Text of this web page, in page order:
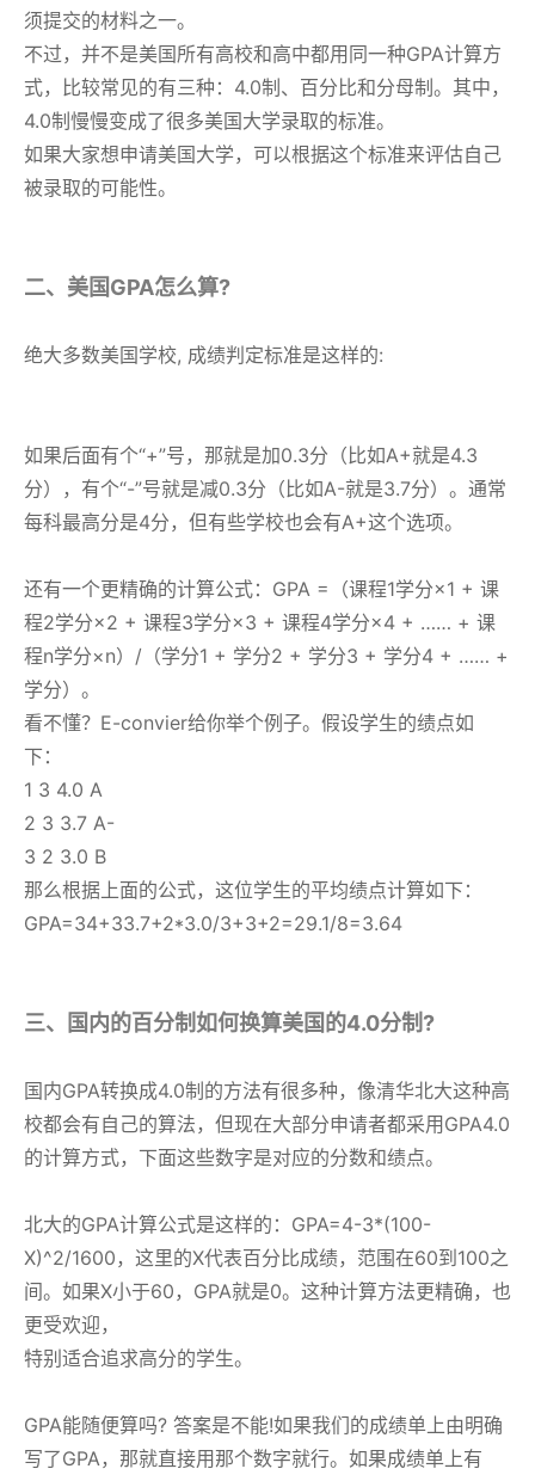
须提交的材料之一。
不过，并不是美国所有高校和高中都用同一种GPA计算方
式，比较常见的有三种：4.0制、百分比和分母制。其中，
4.0制慢慢变成了很多美国大学录取的标准。
如果大家想申请美国大学，可以根据这个标准来评估自己
被录取的可能性。
二、美国GPA怎么算?
绝大多数美国学校, 成绩判定标准是这样的:
如果后面有个“+”号，那就是加0.3分（比如A+就是4.3
分），有个“-”号就是减0.3分（比如A-就是3.7分）。通常
每科最高分是4分，但有些学校也会有A+这个选项。
还有一个更精确的计算公式：GPA =（课程1学分×1 + 课
程2学分×2 + 课程3学分×3 + 课程4学分×4 + …… + 课
程n学分×n）/（学分1 + 学分2 + 学分3 + 学分4 + …… +
学分）。
看不懂？E-convier给你举个例子。假设学生的绩点如
下：
1 3 4.0 A
2 3 3.7 A-
3 2 3.0 B
那么根据上面的公式，这位学生的平均绩点计算如下：
GPA=34+33.7+2*3.0/3+3+2=29.1/8=3.64
三、国内的百分制如何换算美国的4.0分制?
国内GPA转换成4.0制的方法有很多种，像清华北大这种高
校都会有自己的算法，但现在大部分申请者都采用GPA4.0
的计算方式，下面这些数字是对应的分数和绩点。
北大的GPA计算公式是这样的：GPA=4-3*(100-
X)^2/1600，这里的X代表百分比成绩，范围在60到100之
间。如果X小于60，GPA就是0。这种计算方法更精确，也
更受欢迎，
特别适合追求高分的学生。
GPA能随便算吗? 答案是不能!如果我们的成绩单上由明确
写了GPA，那就直接用那个数字就行。如果成绩单上有